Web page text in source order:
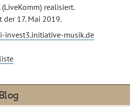
realisiert.
der 17. Mai 2019.
invest3.initiative-musik.de